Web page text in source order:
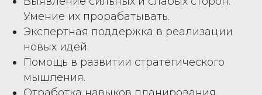
Умение их прорабатывать.
Экспертная поддержка в реализации
новых идей.
Помощь в развитии стратегического
мышления.